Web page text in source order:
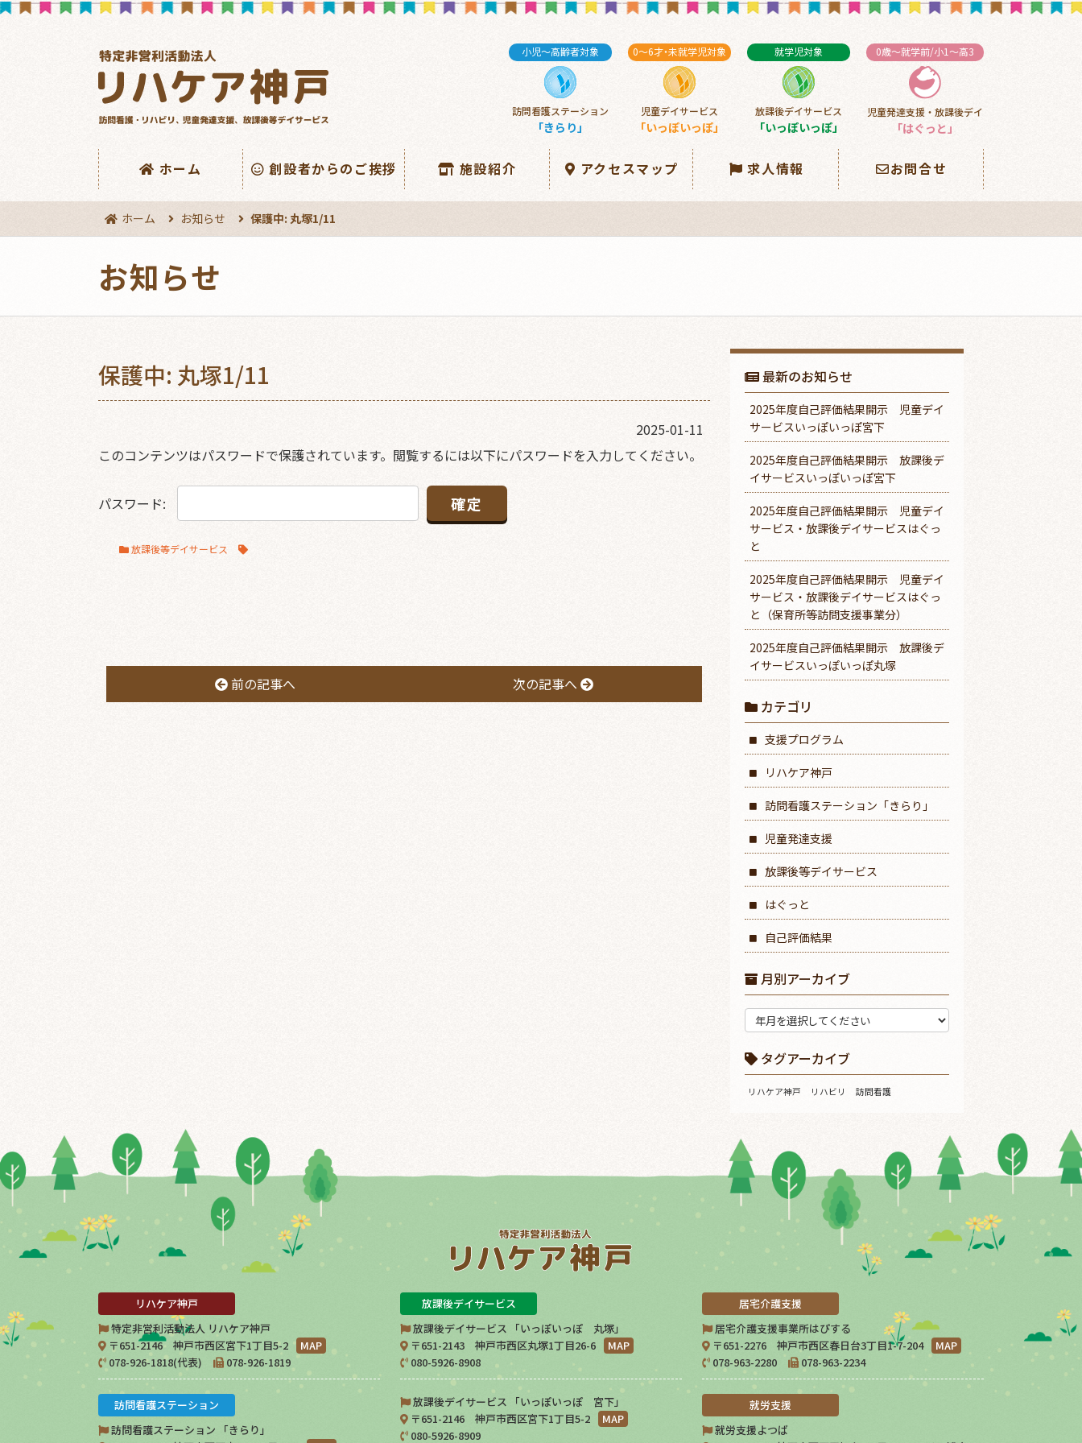
小児～高齢者対象
訪問看護ステーション
「きらり」
0～6才・未就学児対象
児童デイサービス
「いっぽいっぽ」
就学児対象
放課後デイサービス
「いっぽいっぽ」
0歳～就学前/小1～高3
児童発達支援・放課後デイ
「はぐっと」
ホーム 創設者からのご挨拶 施設紹介 アクセスマップ 求人情報 お問合せ
ホーム お知らせ 保護中: 丸塚1/11
お知らせ
保護中: 丸塚1/11
2025-01-11
このコンテンツはパスワードで保護されています。閲覧するには以下にパスワードを入力してください。
パスワード:
放課後等デイサービス
前の記事へ 次の記事へ
最新のお知らせ
2025年度自己評価結果開示 児童デイ
サービスいっぽいっぽ宮下
2025年度自己評価結果開示 放課後デ
イサービスいっぽいっぽ宮下
2025年度自己評価結果開示 児童デイ
サービス・放課後デイサービスはぐっ
と
2025年度自己評価結果開示 児童デイ
サービス・放課後デイサービスはぐっ
と（保育所等訪問支援事業分）
2025年度自己評価結果開示 放課後デ
イサービスいっぽいっぽ丸塚
カテゴリ
支援プログラム
リハケア神戸
訪問看護ステーション「きらり」
児童発達支援
放課後等デイサービス
はぐっと
自己評価結果
月別アーカイブ
タグアーカイブ
リハケア神戸 リハビリ 訪問看護
リハケア神戸
特定非営利活動法人 リハケア神戸
〒651-2146 神戸市西区宮下1丁目5-2
MAP
078-926-1818(代表)
078-926-1819
訪問看護ステーション
訪問看護ステーション 「きらり」
放課後デイサービス
放課後デイサービス 「いっぽいっぽ 丸塚」
〒651-2143 神戸市西区丸塚1丁目26-6
MAP
080-5926-8908
放課後デイサービス 「いっぽいっぽ 宮下」
〒651-2146 神戸市西区宮下1丁目5-2
MAP
080-5926-8909
居宅介護支援
居宅介護支援事業所はぴする
〒651-2276 神戸市西区春日台3丁目1-7-204
MAP
078-963-2280
078-963-2234
就労支援
就労支援よつば